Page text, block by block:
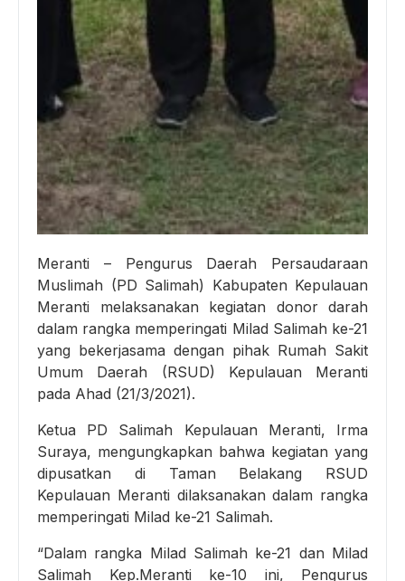
Meranti – Pengurus Daerah Persaudaraan
Muslimah (PD Salimah) Kabupaten Kepulauan
Meranti melaksanakan kegiatan donor darah
dalam rangka memperingati Milad Salimah ke-21
yang bekerjasama dengan pihak Rumah Sakit
Umum Daerah (RSUD) Kepulauan Meranti
pada Ahad (21/3/2021).
Ketua PD Salimah Kepulauan Meranti, Irma
Suraya, mengungkapkan bahwa kegiatan yang
dipusatkan di Taman Belakang RSUD
Kepulauan Meranti dilaksanakan dalam rangka
memperingati Milad ke-21 Salimah.
“Dalam rangka Milad Salimah ke-21 dan Milad
Salimah Kep.Meranti ke-10 ini, Pengurus